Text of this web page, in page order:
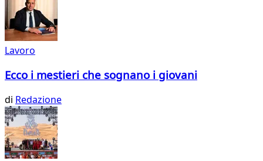
Lavoro
Ecco i mestieri che sognano i giovani
di Redazione